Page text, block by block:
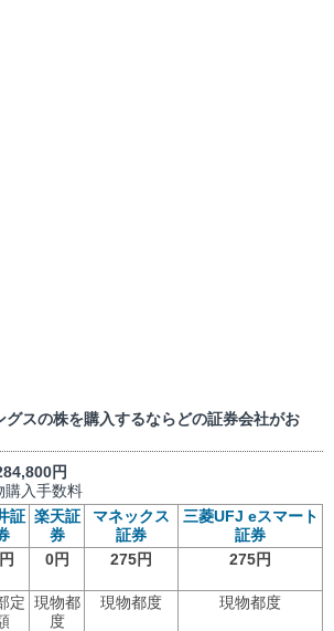
グスの株を購入するならどの証券会社がお
円
購入手数料
証 楽天証
券
マネックス
証券
三菱UFJ eスマート
証券
0円 275円 275円
定 現物都
度
現物都度 現物都度